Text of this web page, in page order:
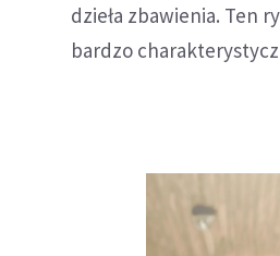
dzieła zbawienia. Ten
bardzo